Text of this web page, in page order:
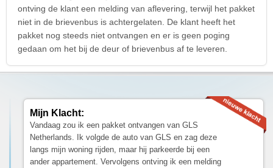
ontving de klant een melding van aflevering, terwijl het pakket
niet in de brievenbus is achtergelaten. De klant heeft het
pakket nog steeds niet ontvangen en er is geen poging
gedaan om het bij de deur of brievenbus af te leveren.
Mijn Klacht:
Vandaag zou ik een pakket ontvangen van GLS
Netherlands. Ik volgde de auto van GLS en zag deze
langs mijn woning rijden, maar hij parkeerde bij een
ander appartement. Vervolgens ontving ik een melding